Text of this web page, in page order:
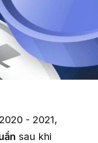
- 2021,
sau khi